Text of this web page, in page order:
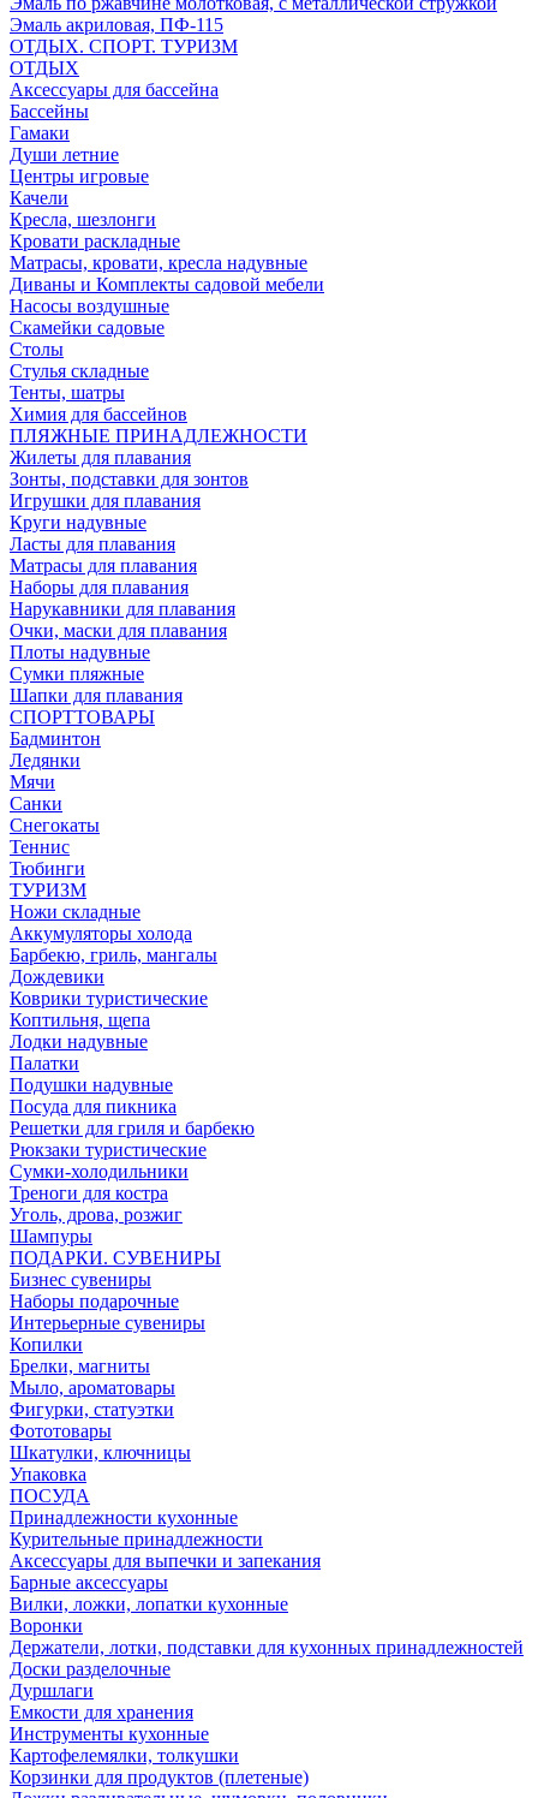
Эмаль акриловая, ПФ-115
ОТДЫХ. СПОРТ. ТУРИЗМ
ОТДЫХ
Аксессуары для бассейна
Бассейны
Гамаки
Души летние
Центры игровые
Качели
Кресла, шезлонги
Кровати раскладные
Матрасы, кровати, кресла надувные
Диваны и Комплекты садовой мебели
Насосы воздушные
Скамейки садовые
Столы
Стулья складные
Тенты, шатры
Химия для бассейнов
ПЛЯЖНЫЕ ПРИНАДЛЕЖНОСТИ
Жилеты для плавания
Зонты, подставки для зонтов
Игрушки для плавания
Круги надувные
Ласты для плавания
Матрасы для плавания
Наборы для плавания
Нарукавники для плавания
Очки, маски для плавания
Плоты надувные
Сумки пляжные
Шапки для плавания
СПОРТТОВАРЫ
Бадминтон
Ледянки
Мячи
Санки
Снегокаты
Теннис
Тюбинги
ТУРИЗМ
Ножи складные
Аккумуляторы холода
Барбекю, гриль, мангалы
Дождевики
Коврики туристические
Коптильня, щепа
Лодки надувные
Палатки
Подушки надувные
Посуда для пикника
Решетки для гриля и барбекю
Рюкзаки туристические
Сумки-холодильники
Треноги для костра
Уголь, дрова, розжиг
Шампуры
ПОДАРКИ. СУВЕНИРЫ
Бизнес сувениры
Наборы подарочные
Интерьерные сувениры
Копилки
Брелки, магниты
Мыло, ароматовары
Фигурки, статуэтки
Фототовары
Шкатулки, ключницы
Упаковка
ПОСУДА
Принадлежности кухонные
Курительные принадлежности
Аксессуары для выпечки и запекания
Барные аксессуары
Вилки, ложки, лопатки кухонные
Воронки
Держатели, лотки, подставки для кухонных принадлежностей
Доски разделочные
Дуршлаги
Емкости для хранения
Инструменты кухонные
Картофелемялки, толкушки
Корзинки для продуктов (плетеные)